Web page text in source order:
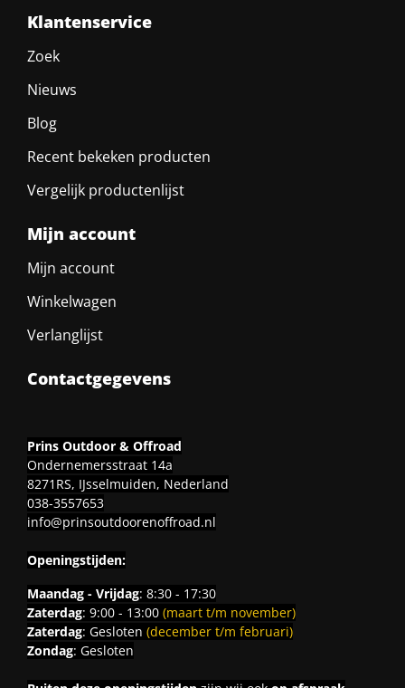
Klantenservice
Zoek
Nieuws
Blog
Recent bekeken producten
Vergelijk productenlijst
Mijn account
Mijn account
Winkelwagen
Verlanglijst
Contactgegevens
Prins Outdoor & Offroad
Ondernemersstraat 14a
8271RS, IJsselmuiden, Nederland
038-3557653
info@prinsoutdoorenoffroad.nl
Openingstijden:
Maandag - Vrijdag: 8:30 - 17:30
Zaterdag: 9:00 - 13:00 (maart t/m november)
Zaterdag: Gesloten (december t/m februari)
Zondag: Gesloten